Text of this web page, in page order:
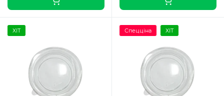
ХІТ Спецціна ХІТ